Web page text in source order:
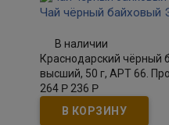
Чай чёрный байховый
В наличии
Краснодарский чёрный
высший, 50 г, АРТ 66.
264 Р 236 Р